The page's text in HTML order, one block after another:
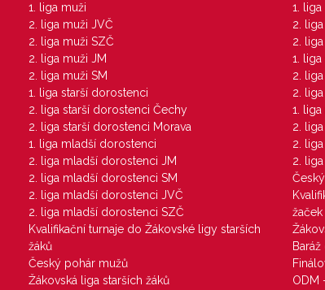
1. liga muži
2. liga muži JVČ
2. liga muži SZČ
2. liga muži JM
2. liga muži SM
1. liga starší dorostenci
2. liga starší dorostenci Čechy
2. liga starší dorostenci Morava
1. liga mladší dorostenci
2. liga mladší dorostenci JM
2. liga mladší dorostenci SM
2. liga mladší dorostenci JVČ
2. liga mladší dorostenci SZČ
Kvalifikační turnaje do Žákovské ligy starších
žáků
Český pohár mužů
Žákovská liga starších žáků
1.
2.
2.
1.
2.
2.
1.
2.
2.
2.
žaček
ODM